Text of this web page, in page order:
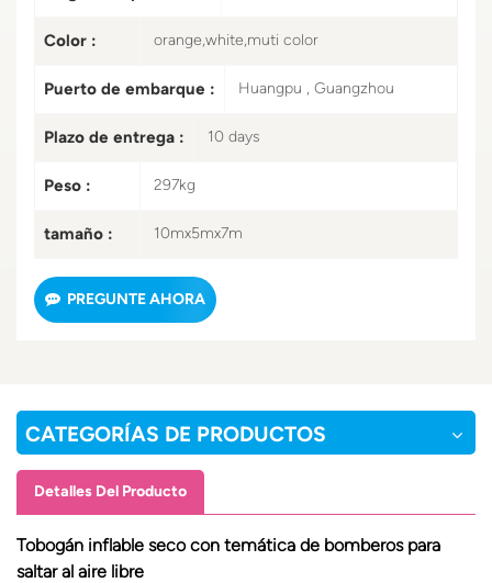
Color : orange,white,muti color
Puerto de embarque : Huangpu , Guangzhou
Plazo de entrega : 10 days
Peso : 297kg
tamaño : 10mx5mx7m
PREGUNTE AHORA
CATEGORÍAS DE PRODUCTOS
Detalles Del Producto
Tobogán inflable seco con temática de bomberos para
saltar al aire libre